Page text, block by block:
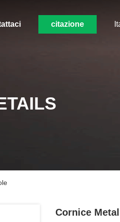
citazione
Cornice